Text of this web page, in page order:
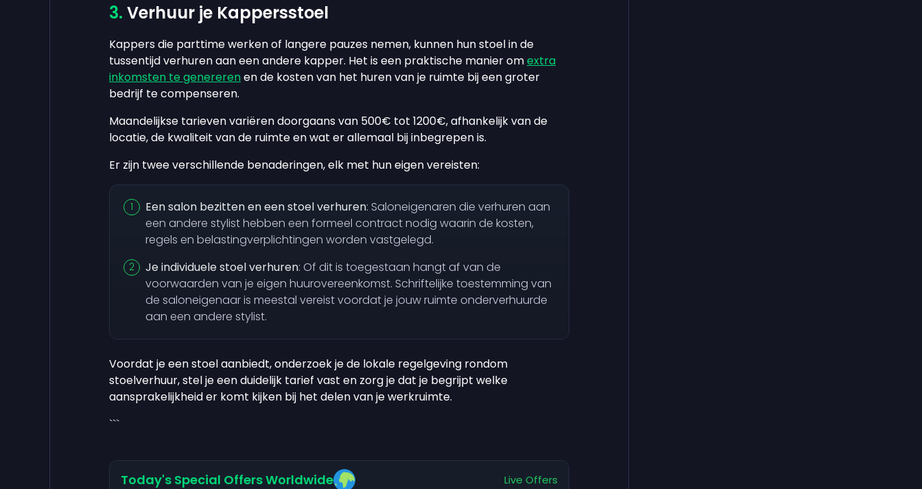
Verhuur je Kappersstoel
Kappers die parttime werken of langere pauzes nemen, kunnen hun stoel in de
tussentijd verhuren aan een andere kapper. Het is een praktische manier omextra
inkomsten te genererenen de kosten van het huren van je ruimte bij een groter
bedrijf te compenseren.
Maandelijkse tarieven variëren doorgaans van 500€ tot 1200€, afhankelijk van de
locatie, de kwaliteit van de ruimte en wat er allemaal bij inbegrepen is.
Er zijn twee verschillende benaderingen, elk met hun eigen vereisten:
Een salon bezitten en een stoel verhuren: Saloneigenaren die verhuren aan
een andere stylist hebben een formeel contract nodig waarin de kosten,
regels en belastingverplichtingen worden vastgelegd.
Je individuele stoel verhuren: Of dit is toegestaan hangt af van de
voorwaarden van je eigen huurovereenkomst. Schriftelijke toestemming van
de saloneigenaar is meestal vereist voordat je jouw ruimte onderverhuurde
aan een andere stylist.
Voordat je een stoel aanbiedt, onderzoek je de lokale regelgeving rondom
stoelverhuur, stel je een duidelijk tarief vast en zorg je dat je begrijpt welke
aansprakelijkheid er komt kijken bij het delen van je werkruimte.
```
Today's Special Offers Worldwide Live Offers